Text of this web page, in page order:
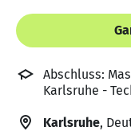
Abschluss:
Karlsruhe -
Karlsruhe,